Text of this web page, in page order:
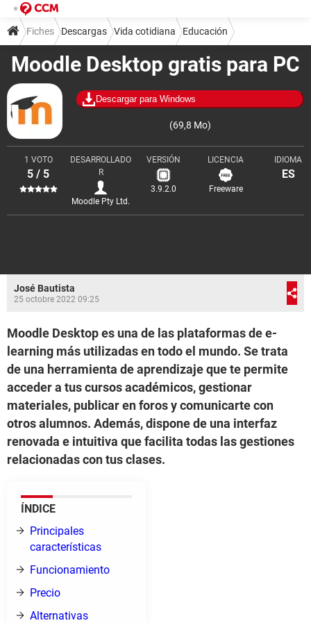
Moodle Desktop gratis para PC
Descargar para Windows
(69,8 Mo)
1 VOTO
5 / 5
DESARROLLADO
R
Moodle Pty Ltd.
VERSIÓN
3.9.2.0
LICENCIA
Freeware
IDIOMA
ES
Fiches Descargas Vida cotidiana Educación
José Bautista
25 octobre 2022 09:25
Moodle Desktop es una de las plataformas de e-
learning más utilizadas en todo el mundo. Se trata
de una herramienta de aprendizaje que te permite
acceder a tus cursos académicos, gestionar
materiales, publicar en foros y comunicarte con
otros alumnos. Además, dispone de una interfaz
renovada e intuitiva que facilita todas las gestiones
relacionadas con tus clases.
ÍNDICE
Principales
características
Funcionamiento
Precio
Alternativas